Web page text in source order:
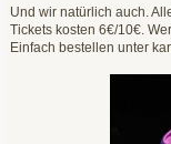
Und wir natürlich auch.
Tickets kosten 6€/10€.
Einfach bestellen unter